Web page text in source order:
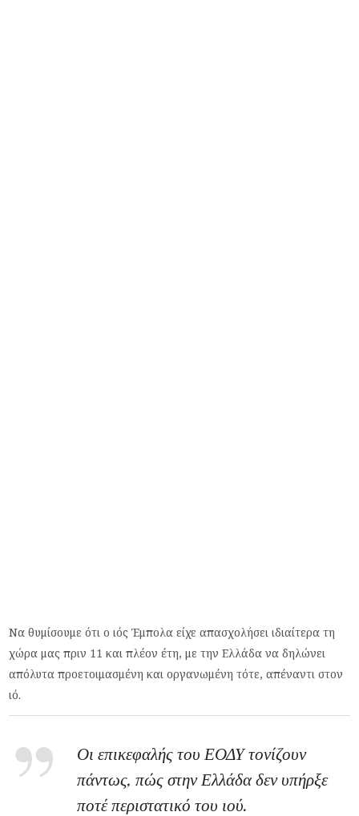
Να θυμίσουμε ότι ο ιός Έμπολα είχε απασχολήσει ιδιαίτερα τη
χώρα μας πριν 11 και πλέον έτη, με την Ελλάδα να δηλώνει
απόλυτα προετοιμασμένη και οργανωμένη τότε, απέναντι στον
ιό.
Οι επικεφαλής του ΕΟΔΥ τονίζουν
πάντως, πώς στην Ελλάδα δεν υπήρξε
ποτέ περιστατικό του ιού.